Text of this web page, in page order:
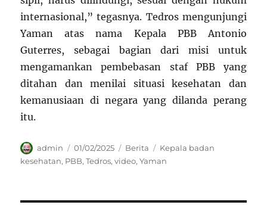
internasional,” tegasnya. Tedros mengunjungi
Yaman atas nama Kepala PBB Antonio
Guterres, sebagai bagian dari misi untuk
mengamankan pembebasan staf PBB yang
ditahan dan menilai situasi kesehatan dan
kemanusiaan di negara yang dilanda perang
itu.
Author
admin
Posted
on
01/02/2025 Categories
Berita Tags
Kepala badan
kesehatan, PBB,Tedros,video,Yaman